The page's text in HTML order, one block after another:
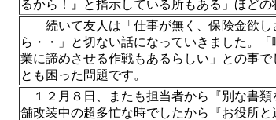
るから！』と指示している所もある」ほど
続いて友人は「仕事が無く、保険金欲し
ら・・」と切ない話になっていきました。
業に諦めさせる作戦もあるらしい」との事
とも困った問題です。
１２月８日、またも担当者から『別な書類
舗改装中の超多忙な時でしたから『お役所